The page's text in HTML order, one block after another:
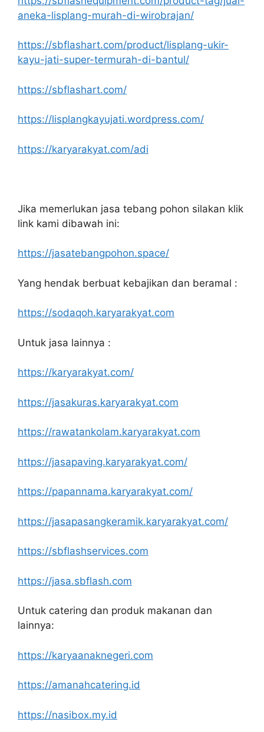
aneka-lisplang-murah-di-wirobrajan/
https://sbflashart.com/product/lisplang-ukir-
kayu-jati-super-termurah-di-bantul/
https://sbflashart.com/
https://lisplangkayujati.wordpress.com/
https://karyarakyat.com/adi
Jika memerlukan jasa tebang pohon silakan klik
link kami dibawah ini:
https://jasatebangpohon.space/
Yang hendak berbuat kebajikan dan beramal :
https://sodaqoh.karyarakyat.com
Untuk jasa lainnya :
https://karyarakyat.com/
https://jasakuras.karyarakyat.com
https://rawatankolam.karyarakyat.com
https://jasapaving.karyarakyat.com/
https://papannama.karyarakyat.com/
https://jasapasangkeramik.karyarakyat.com/
https://sbflashservices.com
https://jasa.sbflash.com
Untuk catering dan produk makanan dan
lainnya:
https://karyaanaknegeri.com
https://amanahcatering.id
https://nasibox.my.id